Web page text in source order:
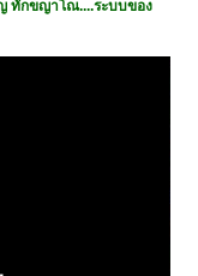
ทักขญาโณ....ระบบของ